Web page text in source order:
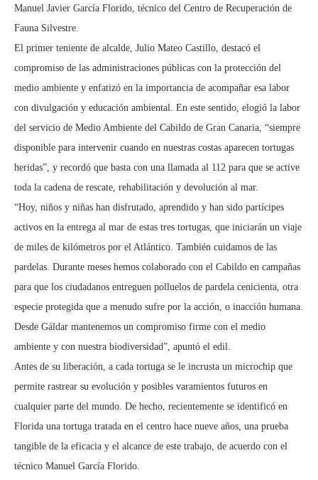
Manuel Javier García Florido, técnico del Centro de Recuperación de
Fauna Silvestre.
El primer teniente de alcalde, Julio Mateo Castillo, destacó el
compromiso de las administraciones públicas con la protección del
medio ambiente y enfatizó en la importancia de acompañar esa labor
con divulgación y educación ambiental. En este sentido, elogió la labor
del servicio de Medio Ambiente del Cabildo de Gran Canaria, “siempre
disponible para intervenir cuando en nuestras costas aparecen tortugas
heridas”, y recordó que basta con una llamada al 112 para que se active
toda la cadena de rescate, rehabilitación y devolución al mar.
“Hoy, niños y niñas han disfrutado, aprendido y han sido partícipes
activos en la entrega al mar de estas tres tortugas, que iniciarán un viaje
de miles de kilómetros por el Atlántico. También cuidamos de las
pardelas. Durante meses hemos colaborado con el Cabildo en campañas
para que los ciudadanos entreguen polluelos de pardela cenicienta, otra
especie protegida que a menudo sufre por la acción, o inacción humana.
Desde Gáldar mantenemos un compromiso firme con el medio
ambiente y con nuestra biodiversidad”, apuntó el edil.
Antes de su liberación, a cada tortuga se le incrusta un microchip que
permite rastrear su evolución y posibles varamientos futuros en
cualquier parte del mundo. De hecho, recientemente se identificó en
Florida una tortuga tratada en el centro hace nueve años, una prueba
tangible de la eficacia y el alcance de este trabajo, de acuerdo con el
técnico Manuel García Florido.